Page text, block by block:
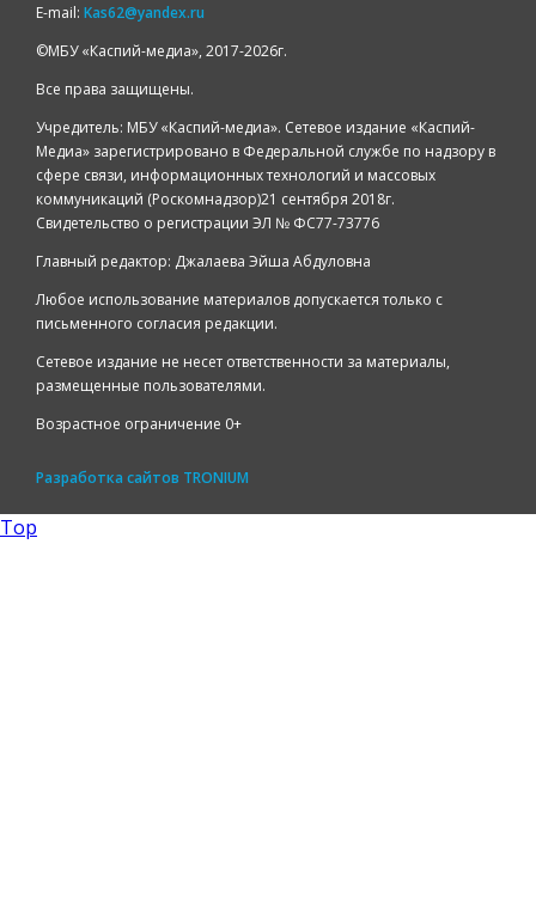
E-mail: Kas62@yandex.ru
©️МБУ «Каспий-медиа», 2017-2026г.
Все права защищены.
Учредитель: МБУ «Каспий-медиа». Сетевое издание «Каспий-
Медиа» зарегистрировано в Федеральной службе по надзору в
сфере связи, информационных технологий и массовых
коммуникаций (Роскомнадзор)21 сентября 2018г.
Свидетельство о регистрации ЭЛ № ФС77-73776
Главный редактор: Джалаева Эйша Абдуловна
Любое использование материалов допускается только с
письменного согласия редакции.
Сетевое издание не несет ответственности за материалы,
размещенные пользователями.
Возрастное ограничение 0+
Разработка сайтов TRONIUM
Top